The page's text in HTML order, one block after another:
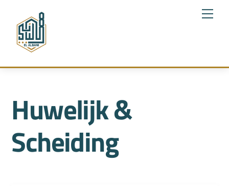
content
Huwelijk &
Scheiding